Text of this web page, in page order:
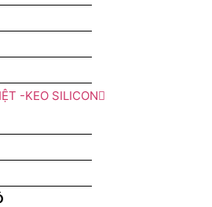
-KEO SILICON